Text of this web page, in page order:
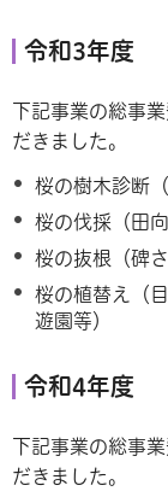
令和3年度
下記事業の総事
だきました。
桜の樹木診断
桜の伐採（田
桜の抜根（碑
桜の植替え（
遊園等）
令和4年度
下記事業の総事
だきました。